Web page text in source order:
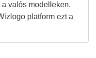
valós modelleken.
platform ezt a